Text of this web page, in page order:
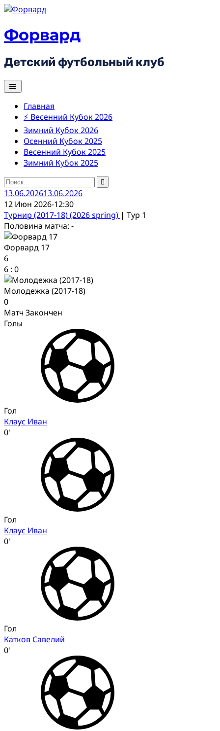
Skip
content
Форвард
Детский футбольный клуб
Главная
⚡ Весенний Кубок 2026
Зимний Кубок 2026
Осенний Кубок 2025
Весенний Кубок 2025
Зимний Кубок 2025
Найти:
13.06.202613.06.2026
12 Июн 2026-12:30
Турнир (2017-18) (2026 spring) | Тур 1
Половина матча: -
Форвард 17
6
6 : 0
Молодежка (2017-18)
0
Матч Закончен
Голы
Гол
Клаус Иван
0'
Гол
Клаус Иван
0'
Гол
Катков Савелий
0'